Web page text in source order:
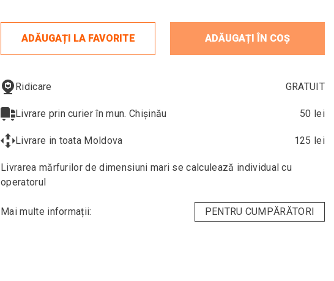
ADĂUGAȚI LA FAVORITE ADĂUGAȚI ÎN COȘ
Ridicare GRATUIT
Livrare prin curier în mun. Chișinău 50 lei
Livrare in toata Moldova 125 lei
Livrarea mărfurilor de dimensiuni mari se calculează individual cu
operatorul
Mai multe informații: PENTRU CUMPĂRĂTORI